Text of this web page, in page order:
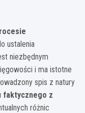
ustalenia
niezbędnym
i ma istotne
spis z natury
faktycznego z
różnic